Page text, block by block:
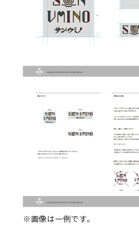
※画像は一例です。